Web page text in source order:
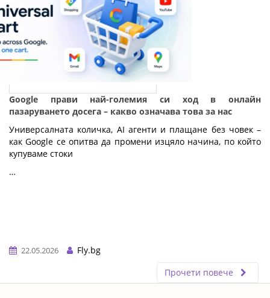
Google прави най-големия си ход в онлайн
пазаруването досега – какво означава това за нас
Универсалната количка, AI агенти и плащане без човек –
как Google се опитва да промени изцяло начина, по който
купуваме стоки
…
22.05.2026
Fly.bg
Прочети повече